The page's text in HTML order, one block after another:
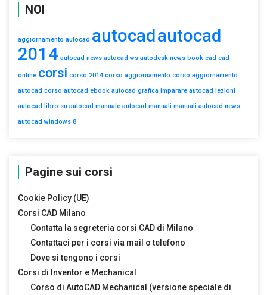
NOI
aggiornamento autocad autocad autocad
2014 autocad news autocad ws autodesk news book cad cad
online corsi corso 2014 corso aggiornamento corso aggiornamento
autocad corso autocad ebook autocad grafica imparare autocad lezioni
autocad libro su autocad manuale autocad manuali manuali autocad news
autocad windows 8
Pagine sui corsi
Cookie Policy (UE)
Corsi CAD Milano
Contatta la segreteria corsi CAD di Milano
Contattaci per i corsi via mail o telefono
Dove si tengono i corsi
Corsi di Inventor e Mechanical
Corso di AutoCAD Mechanical (versione speciale di